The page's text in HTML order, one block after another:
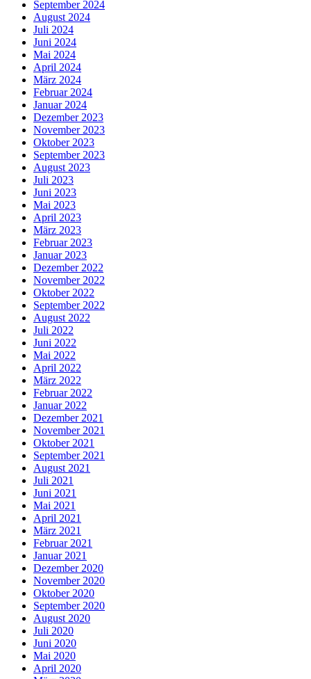
September 2024
August 2024
Juli 2024
Juni 2024
Mai 2024
April 2024
März 2024
Februar 2024
Januar 2024
Dezember 2023
November 2023
Oktober 2023
September 2023
August 2023
Juli 2023
Juni 2023
Mai 2023
April 2023
März 2023
Februar 2023
Januar 2023
Dezember 2022
November 2022
Oktober 2022
September 2022
August 2022
Juli 2022
Juni 2022
Mai 2022
April 2022
März 2022
Februar 2022
Januar 2022
Dezember 2021
November 2021
Oktober 2021
September 2021
August 2021
Juli 2021
Juni 2021
Mai 2021
April 2021
März 2021
Februar 2021
Januar 2021
Dezember 2020
November 2020
Oktober 2020
September 2020
August 2020
Juli 2020
Juni 2020
Mai 2020
April 2020